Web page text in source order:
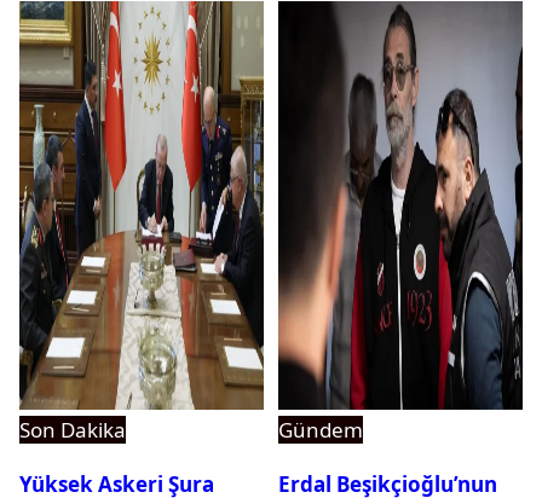
Son Dakika
Yüksek Askeri Şura
Gündem
Erdal Beşikçioğlu’nun